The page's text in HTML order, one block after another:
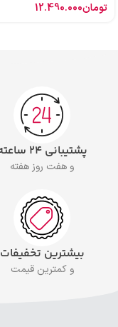
تومان12.490.000
پشتیبانی ۲۴ ساعته
و هفت روز هفته
بیشترین تخفیفات
و کمترین قیمت